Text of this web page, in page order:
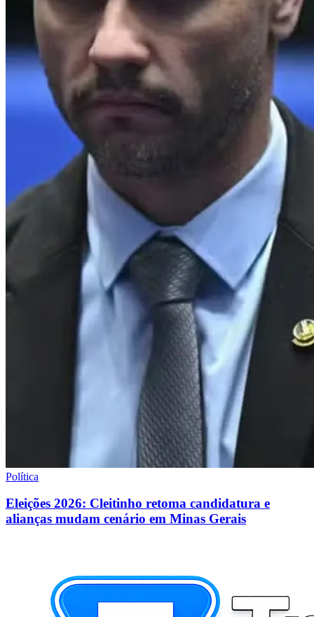
Política
Eleições 2026: Cleitinho retoma candidatura e
alianças mudam cenário em Minas Gerais